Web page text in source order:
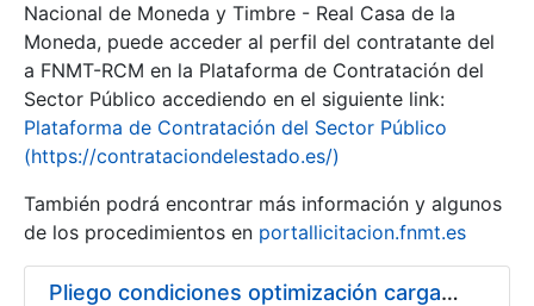
Erakutsi/Ezkutatu
Nacional de Moneda y Timbre - Real Casa de la
Moneda, puede acceder al perfil del contratante del
a FNMT-RCM en la Plataforma de Contratación del
Sector Público accediendo en el siguiente link:
Plataforma de Contratación del Sector Público
(https://contrataciondelestado.es/)
También podrá encontrar más información y algunos
de los procedimientos en portallicitacion.fnmt.es
Pliego condiciones optimización cargas compras firmado